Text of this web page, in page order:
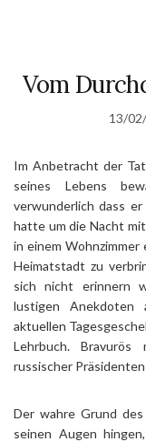
Vom
13/
Im Anbetracht der
seines Lebens
verwunderlich dass
hatte um die Nacht
in einem
Heimatstadt zu
sich nicht erinnern
lustigen Anekdoten
aktuellen
Lehrbuch.
russischer
Der wahre Grund
seinen Augen